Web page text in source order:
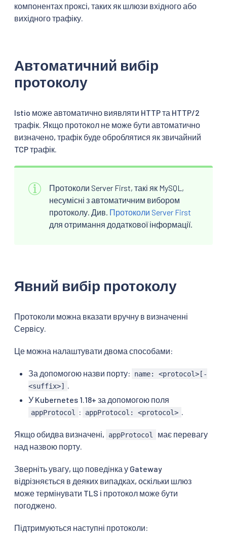
компонентах проксі, таких як шлюзи вхідного або
вихідного трафіку.
Автоматичний вибір
протоколу
Istio може автоматично виявляти HTTP та HTTP/2
трафік. Якщо протокол не може бути автоматично
визначено, трафік буде оброблятися як звичайний
TCP трафік.
Протоколи Server First, такі як MySQL,
несумісні з автоматичним вибором
протоколу. Див. Протоколи Server First
для отримання додаткової інформації.
Явний вибір протоколу
Протоколи можна вказати вручну в визначенні
Сервісу.
Це можна налаштувати двома способами:
За допомогою назви порту:
name: <protocol>[-
<suffix>]
У Kubernetes 1.18+ за допомогою поля
appProtocol : appProtocol: <protocol>
Якщо обидва визначені, appProtocol
має перевагу
над назвою порту.
Зверніть увагу, що поведінка у Gateway
відрізняється в деяких випадках, оскільки шлюз
може термінувати TLS і протокол може бути
погоджено.
Підтримуються наступні протоколи: